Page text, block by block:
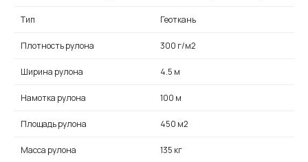
Тип Геоткань
Плотность рулона 300 г/м2
Ширина рулона 4.5 м
Намотка рулона 100 м
Площадь рулона 450 м2
Масса рулона 135 кг